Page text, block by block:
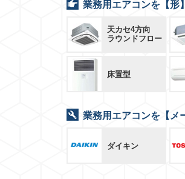
業務用エアコンを【形
天カセ4方向
ラウンドフロー
床置型
業務用エアコンを【メ
ダイキン